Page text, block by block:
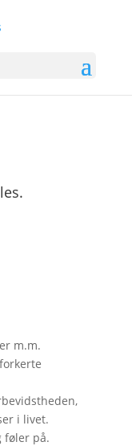
m.m.
i livet.
føler på.